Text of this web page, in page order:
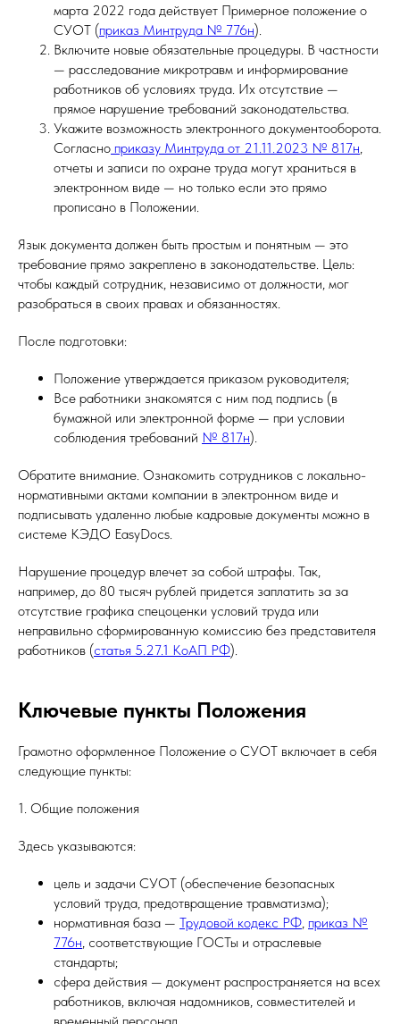
марта 2022 года действует Примерное положение о
СУОТ (приказ Минтруда № 776н).
Включите новые обязательные процедуры. В частности
— расследование микротравм и информирование
работников об условиях труда. Их отсутствие —
прямое нарушение требований законодательства.
Укажите возможность электронного документооборота.
Согласно приказу Минтруда от 21.11.2023 № 817н,
отчеты и записи по охране труда могут храниться в
электронном виде — но только если это прямо
прописано в Положении.
Язык документа должен быть простым и понятным — это
требование прямо закреплено в законодательстве. Цель:
чтобы каждый сотрудник, независимо от должности, мог
разобраться в своих правах и обязанностях.
После подготовки:
Положение утверждается приказом руководителя;
Все работники знакомятся с ним под подпись (в
бумажной или электронной форме — при условии
соблюдения требований № 817н).
Обратите внимание. Ознакомить сотрудников с локально-
нормативными актами компании в электронном виде и
подписывать удаленно любые кадровые документы можно в
системе КЭДО EasyDocs.
Нарушение процедур влечет за собой штрафы. Так,
например, до 80 тысяч рублей придется заплатить за за
отсутствие графика спецоценки условий труда или
неправильно сформированную комиссию без представителя
работников (статья 5.27.1 КоАП РФ).
Ключевые пункты Положения
Грамотно оформленное Положение о СУОТ включает в себя
следующие пункты:
1. Общие положения
Здесь указываются:
цель и задачи СУОТ (обеспечение безопасных
условий труда, предотвращение травматизма);
нормативная база — Трудовой кодекс РФ, приказ №
776н, соответствующие ГОСТы и отраслевые
стандарты;
сфера действия — документ распространяется на всех
работников, включая надомников, совместителей и